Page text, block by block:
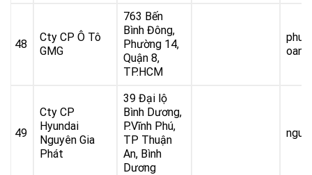
48
Cty CP Ô Tô
GMG
763 Bến
Bình Đông,
Phường 14,
Quận 8,
TP.HCM
49
Cty CP
Hyundai
Nguyên Gia
Phát
39 Đại lộ
Bình Dương,
P.Vĩnh Phú,
TP Thuận
An, Bình
Dương